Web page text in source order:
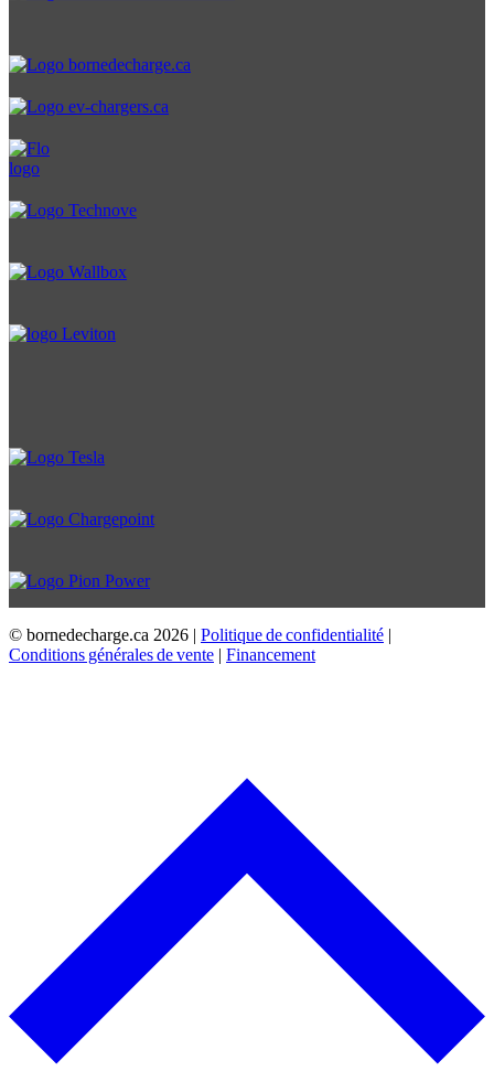
© bornedecharge.ca 2026 | Politique de confidentialité |
Conditions générales de vente | Financement